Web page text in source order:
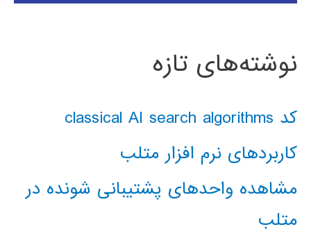
نوشته‌های تازه
کد classical AI search algorithms
کاربردهای نرم افزار متلب
مشاهده واحدهای پشتیبانی شونده در
متلب